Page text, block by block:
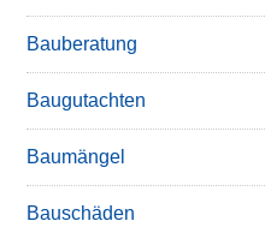
Bauberatung
Baugutachten
Baumängel
Bauschäden